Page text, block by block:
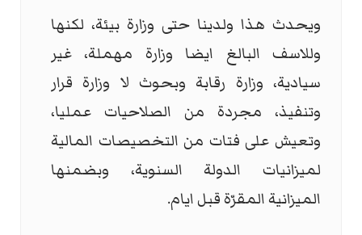
ويحدث هذا ولدينا حتى وزارة بيئة، لكنها
وللاسف البالغ ايضا وزارة مهملة، غير
سيادية، وزارة رقابة وبحوث لا وزارة قرار
وتنفيذ، مجردة من الصلاحيات عمليا،
وتعيش على فتات من التخصيصات المالية
لميزانيات الدولة السنوية، وبضمنها
الميزانية المقرّة قبل ايام.